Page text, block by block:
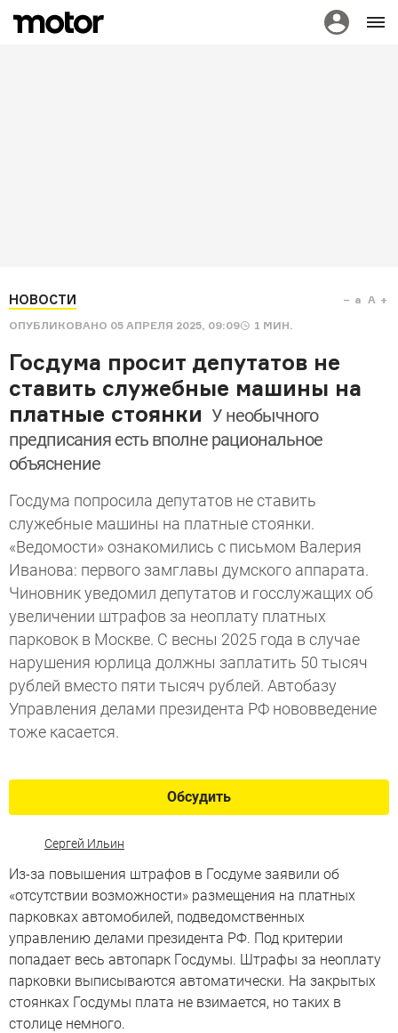
НОВОСТИ
ОПУБЛИКОВАНО 05 АПРЕЛЯ 2025, 09:09 1 МИН.
a A
Госдума просит депутатов не
ставить служебные машины на
платные стоянки У необычного
предписания есть вполне рациональное
объяснение
Госдума попросила депутатов не ставить
служебные машины на платные стоянки.
«Ведомости» ознакомились с письмом Валерия
Иванова: первого замглавы думского аппарата.
Чиновник уведомил депутатов и госслужащих об
увеличении штрафов за неоплату платных
парковок в Москве. С весны 2025 года в случае
нарушения юрлица должны заплатить 50 тысяч
рублей вместо пяти тысяч рублей. Автобазу
Управления делами президента РФ нововведение
тоже касается.
Обсудить
Сергей Ильин
Из-за повышения штрафов в Госдуме заявили об
«отсутствии возможности» размещения на платных
парковках автомобилей, подведомственных
управлению делами президента РФ. Под критерии
попадает весь автопарк Госдумы. Штрафы за неоплату
парковки выписываются автоматически. На закрытых
стоянках Госдумы плата не взимается, но таких в
столице немного.